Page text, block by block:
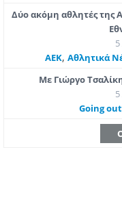
Δύο ακόμη αθλητές της
ΑΕΚ, Αθλητικά
Με Γιώργο
Going out